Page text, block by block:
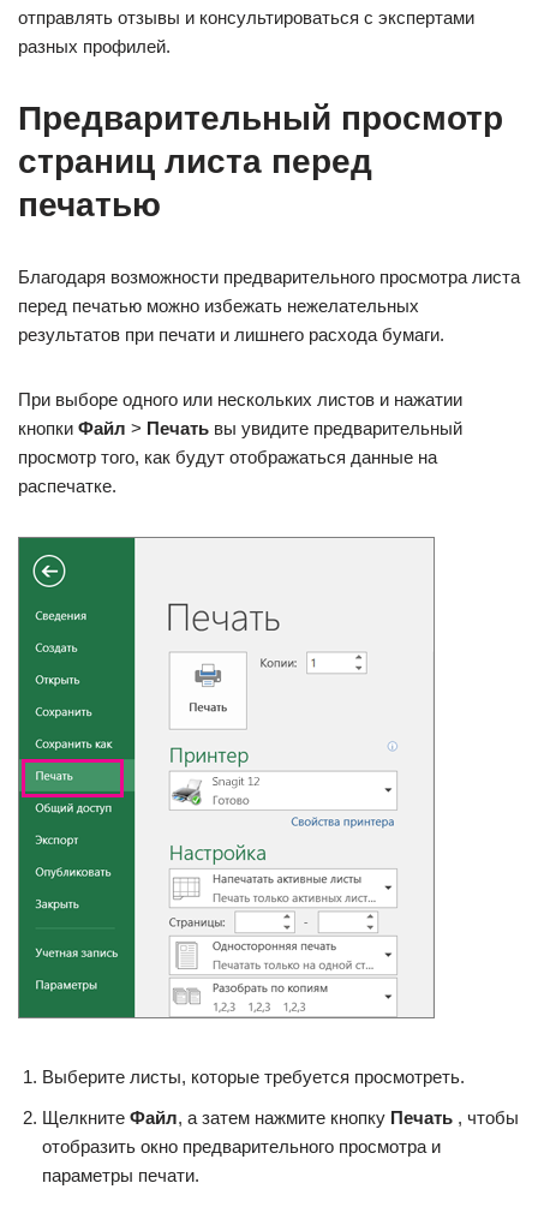
отправлять отзывы и консультироваться с экспертами
разных профилей.
Предварительный просмотр
страниц листа перед
печатью
Благодаря возможности предварительного просмотра листа
перед печатью можно избежать нежелательных
результатов при печати и лишнего расхода бумаги.
При выборе одного или нескольких листов и нажатии
кнопки Файл > Печать вы увидите предварительный
просмотр того, как будут отображаться данные на
распечатке.
Выберите листы, которые требуется просмотреть.
Щелкните Файл, а затем нажмите кнопку Печать , чтобы
отобразить окно предварительного просмотра и
параметры печати.